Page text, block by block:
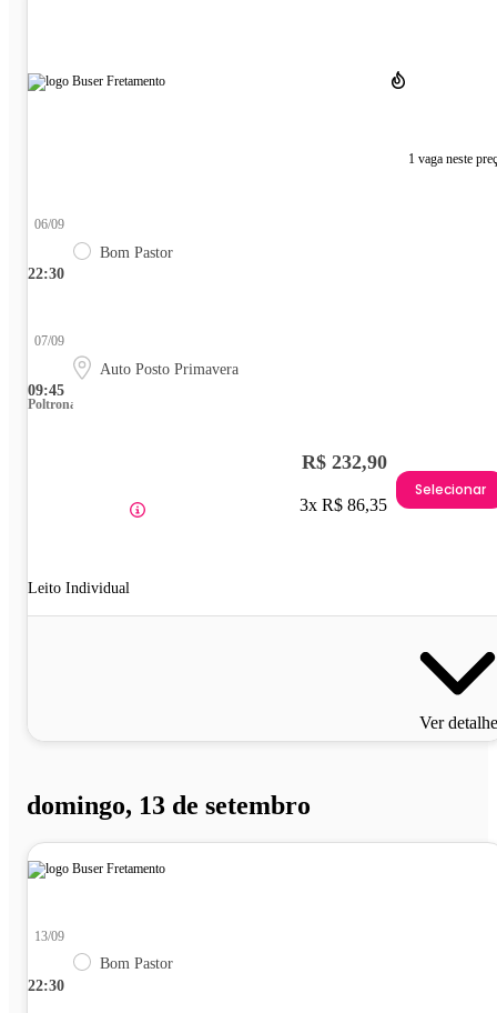
1 vaga neste
22:30
06/09
Bom Pastor
09:45
07/09
Auto Posto Primavera
Poltrona
Leito Individual
R$ 232,90
3x R$ 86,35
Selecionar
Ver
domingo, 13 de setembro
22:30
13/09
Bom Pastor